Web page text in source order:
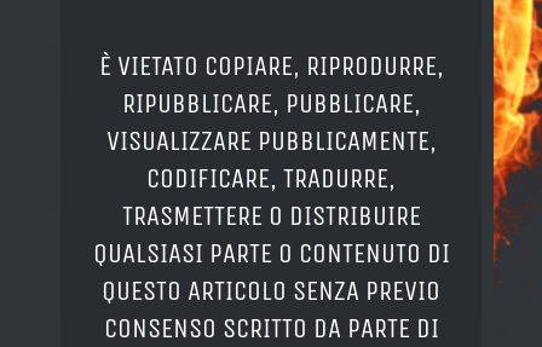
È VIETATO COPIARE, RIPRODURRE,
RIPUBBLICARE, PUBBLICARE,
VISUALIZZARE PUBBLICAMENTE,
CODIFICARE, TRADURRE,
TRASMETTERE O DISTRIBUIRE
QUALSIASI PARTE O CONTENUTO DI
QUESTO ARTICOLO SENZA PREVIO
CONSENSO SCRITTO DA PARTE DI